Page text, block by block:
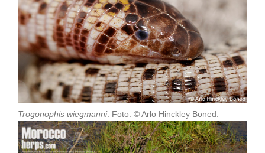
Trogonophis wiegmanni. Foto: © Arlo Hinckley Boned.